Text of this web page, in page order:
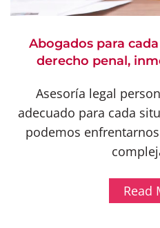
Abogados para
derecho penal,
Asesoría legal
adecuado para cada
podemos
Read